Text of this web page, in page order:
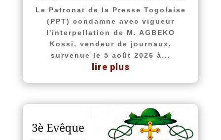
Le Patronat de la Presse Togolaise
(PPT) condamne avec vigueur
l'interpellation de M. AGBEKO
Kossi, vendeur de journaux,
survenue le 5 août 2026 à...
lire plus